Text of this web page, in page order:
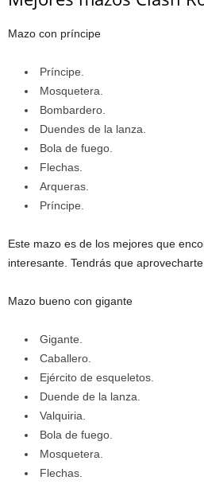
Mazo con príncipe
Príncipe.
Mosquetera.
Bombardero.
Duendes de la lanza.
Bola de fuego.
Flechas.
Arqueras.
Príncipe.
Este mazo es de los mejores que
interesante. Tendrás que
Mazo bueno con gigante
Gigante.
Caballero.
Ejército de esqueletos.
Duende de la lanza.
Valquiria.
Bola de fuego.
Mosquetera.
Flechas.